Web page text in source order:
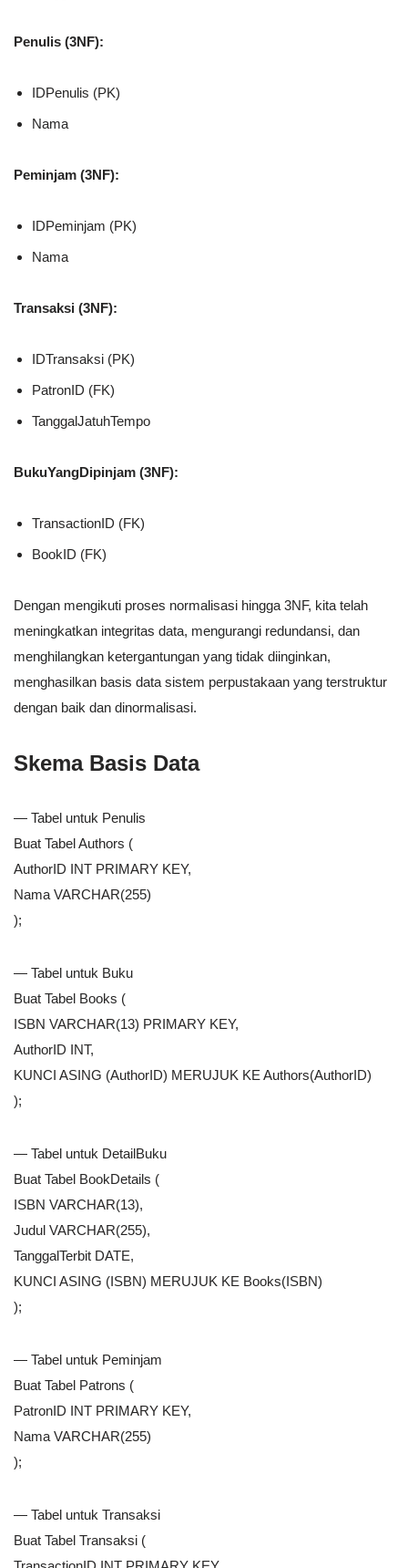
Penulis (3NF):
IDPenulis (PK)
Nama
Peminjam (3NF):
IDPeminjam (PK)
Nama
Transaksi (3NF):
IDTransaksi (PK)
PatronID (FK)
TanggalJatuhTempo
BukuYangDipinjam (3NF):
TransactionID (FK)
BookID (FK)
Dengan mengikuti proses normalisasi hingga 3NF, kita telah
meningkatkan integritas data, mengurangi redundansi, dan
menghilangkan ketergantungan yang tidak diinginkan,
menghasilkan basis data sistem perpustakaan yang terstruktur
dengan baik dan dinormalisasi.
Skema Basis Data
— Tabel untuk Penulis
Buat Tabel Authors (
AuthorID INT PRIMARY KEY,
Nama VARCHAR(255)
);
— Tabel untuk Buku
Buat Tabel Books (
ISBN VARCHAR(13) PRIMARY KEY,
AuthorID INT,
KUNCI ASING (AuthorID) MERUJUK KE Authors(AuthorID)
);
— Tabel untuk DetailBuku
Buat Tabel BookDetails (
ISBN VARCHAR(13),
Judul VARCHAR(255),
TanggalTerbit DATE,
KUNCI ASING (ISBN) MERUJUK KE Books(ISBN)
);
— Tabel untuk Peminjam
Buat Tabel Patrons (
PatronID INT PRIMARY KEY,
Nama VARCHAR(255)
);
— Tabel untuk Transaksi
Buat Tabel Transaksi (